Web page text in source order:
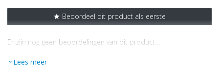
star Beoordeel dit product als eerste
Er zijn nog geen beoordelingen van dit product …
expand_more Lees meer